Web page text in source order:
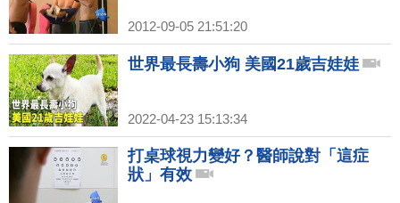
2012-09-05 21:51:20
世界最長壽小狗 美國21歲吉娃娃
2022-04-23 15:13:34
打桌球視力變好？醫師說對「這症
狀」有效